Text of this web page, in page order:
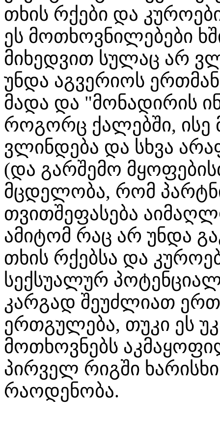
თხის რქები და
ეს მოთხოვნილებები
მიხედვით სულაც არ
უნდა აგვერიოს
მადა და "მონადირის
როგორც ქალებში, ისე
ვლინდება და სხვა
(და გარშემო
მცდელობა, რომ
თვითშეფასება
ამიტომ რაც არ უნდა
თხის რქებსა და
სექსუალურ
კარგად შეუძლიათ
ერთგულება, თუკი ეს
მოთხოვნებს
პირველ რიგში
რაოდენობა.